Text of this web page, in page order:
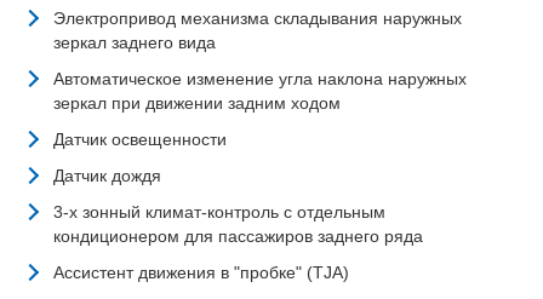
Электропривод механизма складывания наружных
зеркал заднего вида
Автоматическое изменение угла наклона наружных
зеркал при движении задним ходом
Датчик освещенности
Датчик дождя
3-х зонный климат-контроль с отдельным
кондиционером для пассажиров заднего ряда
Ассистент движения в "пробке" (TJA)